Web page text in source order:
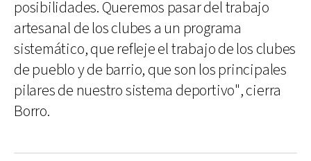
posibilidades. Queremos pasar del trabajo
artesanal de los clubes a un programa
sistemático, que refleje el trabajo de los clubes
de pueblo y de barrio, que son los principales
pilares de nuestro sistema deportivo", cierra
Borro.